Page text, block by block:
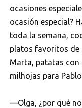
ocasiones
ocasión especial?
toda la semana,
platos favoritos de
Marta, patatas con
milhojas para
—Olga, ¿por qué